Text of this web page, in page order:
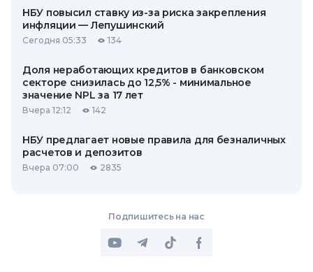
НБУ повысил ставку из-за риска закрепления
инфляции — Лепушинский
Сегодня 05:33 134
Доля неработающих кредитов в банковском
секторе снизилась до 12,5% - минимальное
значение NPL за 17 лет
Вчера 12:12 142
НБУ предлагает новые правила для безналичных
расчетов и депозитов
Вчера 07:00 2835
Подпишитесь на нас